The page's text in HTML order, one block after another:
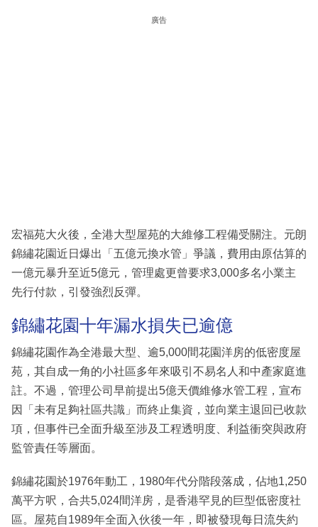
廣告
宏福苑大火後，全港大型屋苑的大維修工程備受關注。元朗
錦繡花園近日爆出「五億元換水管」爭議，費用由原估算的
一億元暴升至近5億元，管理處更曾要求3,000多名小業主
先行付款，引發強烈反彈。
錦繡花園十年漏水損失已逾億
錦繡花園作為全港最大型、逾5,000間花園洋房的低密度屋
苑，其自成一角的小社區多年來吸引不易名人和中產家庭進
註。不過，管理公司早前提出5億天價維修水管工程，宣布
因「未有足夠社區共識」而終止集資，並向業主退回已收款
項，但事件已全面升級至涉及工程透明度、利益衝突與政府
監管責任等層面。
錦繡花園於1976年動工，1980年代分階段落成，佔地1,250
萬平方呎，合共5,024間洋房，是香港罕見的巨型低密度社
區。屋苑自1989年全面入伙後一年，即被發現每日流失約